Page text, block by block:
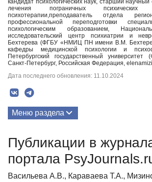
кандидат психологических наук, старший научный
лечения пограничных
психотерапии,преподаватель отдела
профессиональной переподготовки
психологическим образованием,
исследовательский центр психиатрии и
Бехтерева (ФГБУ «НМИЦ ПН имени В.М.
кафедры медицинской психологии и
Петербургский государственный
Санкт-Петербург, Российская Федерация,
Дата последнего обновления: 11.10.2024
Меню раздела
Публикации в
портала
Васильева А.В., Караваева Т.А.,